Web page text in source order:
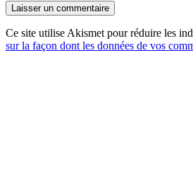
Ce site utilise Akismet pour réduire les
sur la façon dont les données de vos